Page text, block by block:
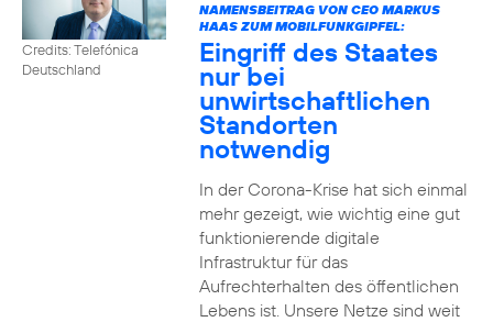
Credits: Telefónica
Deutschland
NAMENSBEITRAG VON CEO MARKUS
HAAS ZUM MOBILFUNKGIPFEL:
Eingriff des Staates
nur bei
unwirtschaftlichen
Standorten
notwendig
In der Corona-Krise hat sich einmal
mehr gezeigt, wie wichtig eine gut
funktionierende digitale
Infrastruktur für das
Aufrechterhalten des öffentlichen
Lebens ist. Unsere Netze sind weit